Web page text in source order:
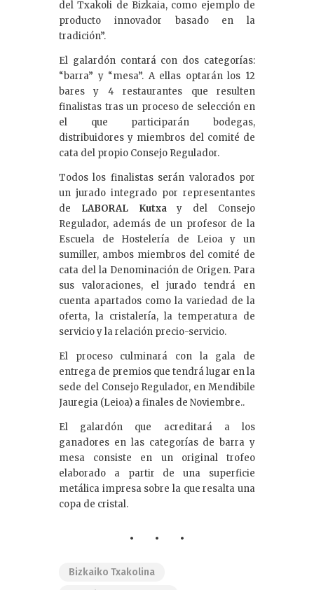
del Txakoli de Bizkaia, como ejemplo de
producto innovador basado en la
tradición”.
El galardón contará con dos categorías:
“barra” y “mesa”. A ellas optarán los 12
bares y 4 restaurantes que resulten
finalistas tras un proceso de selección en
el que participarán bodegas,
distribuidores y miembros del comité de
cata del propio Consejo Regulador.
Todos los finalistas serán valorados por
un jurado integrado por representantes
de LABORAL Kutxay del Consejo
Regulador, además de un profesor de la
Escuela de Hostelería de Leioa y un
sumiller, ambos miembros del comité de
cata del la Denominación de Origen. Para
sus valoraciones, el jurado tendrá en
cuenta apartados como la variedad de la
oferta, la cristalería, la temperatura de
servicio y la relación precio-servicio.
El proceso culminará con la gala de
entrega de premios que tendrá lugar en la
sede del Consejo Regulador, en Mendibile
Jauregia (Leioa) a finales de Noviembre..
El galardón que acreditará a los
ganadores en las categorías de barra y
mesa consiste en un original trofeo
elaborado a partir de una superficie
metálica impresa sobre la que resalta una
copa de cristal.
Bizkaiko Txakolina